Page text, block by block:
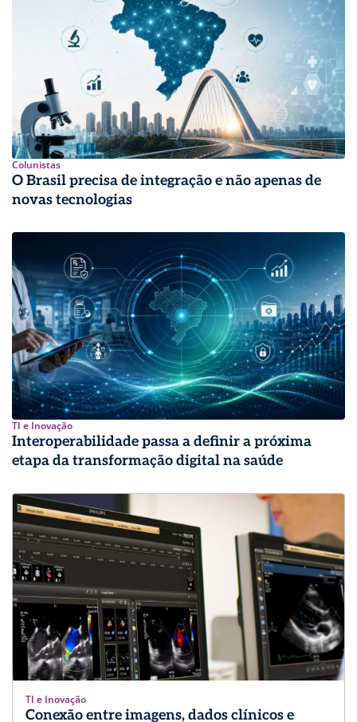
Colunistas
O Brasil precisa de integração e não apenas de
novas tecnologias
TI e Inovação
Interoperabilidade passa a definir a próxima
etapa da transformação digital na saúde
TI e Inovação
Conexão entre imagens, dados clínicos e